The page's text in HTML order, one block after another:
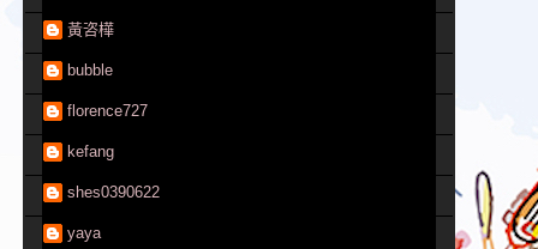
黃咨樺
bubble
florence727
kefang
shes0390622
yaya